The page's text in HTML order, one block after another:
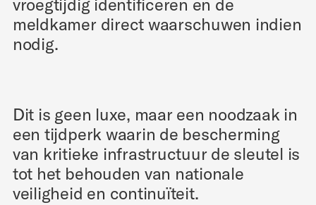
vroegtijdig identificeren en de
meldkamer direct waarschuwen indien
nodig.
Dit is geen luxe, maar een noodzaak in
een tijdperk waarin de bescherming
van kritieke infrastructuur de sleutel is
tot het behouden van nationale
veiligheid en continuïteit.